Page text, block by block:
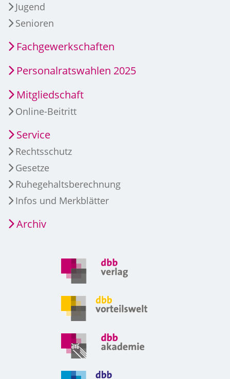
Jugend
Senioren
Fachgewerkschaften
Personalratswahlen 2025
Mitgliedschaft
Online-Beitritt
Service
Rechtsschutz
Gesetze
Ruhegehaltsberechnung
Infos und Merkblätter
Archiv